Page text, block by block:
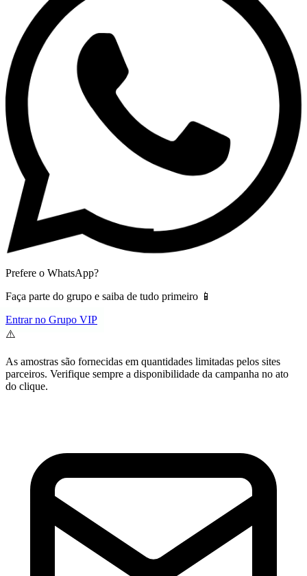
Prefere o WhatsApp?
Faça parte do grupo e saiba de tudo primeiro 📱
Entrar no Grupo VIP
⚠️
As amostras são fornecidas em quantidades limitadas pelos sites
parceiros. Verifique sempre a disponibilidade da campanha no ato
do clique.